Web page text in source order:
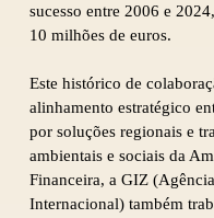
sucesso entre 2006 e
10 milhões de euros.
Este histórico de
alinhamento estratégico
por soluções regionais e
ambientais e sociais da
Financeira, a GIZ
Internacional) também